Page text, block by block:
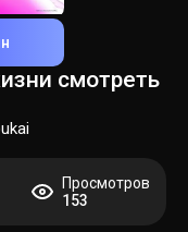
смотреть
Просмотров
153